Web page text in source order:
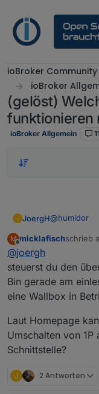
ioBroker
ioBroker
(gelöst)
funktionieren
ioBroker Allgemein
J JoergH@humidor
Es gibt ein
vom Preis-/
empfehlen.
Allerdings
steuern
Schnelleres
genug Zeit
1,1 - 3 kW,
Was die
das ota
M
Offline
micklafischschrieb
zuletzt
@joergh
steuerst du den
Bin gerade am
eine Wallbox in
Laut Homepage
Umschalten von
Schnittstelle?
J 2 Antworten